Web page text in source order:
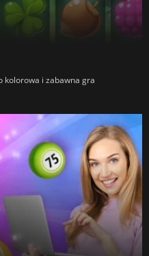
kolorowa i zabawna gra